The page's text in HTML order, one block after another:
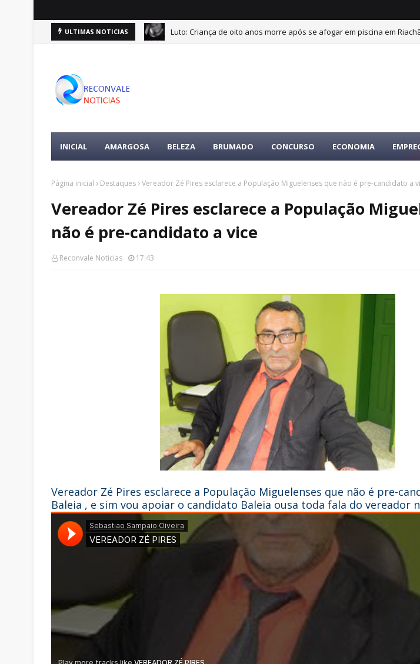
ULTIMAS NOTICIAS Luto: Criança de oito anos morre após se afogar em piscina em
INICIAL AMARGOSA BELEZA BRUMADO CONCURSO ECONOMIA
Página inicial Destaques Vereador Zé Pires esclarece a População Miguelenses que não é pre-candidato a
Vereador Zé Pires esclarece a População
não é pre-candidato a vice
Reconvale Noticias 17:43
Vereador Zé Pires esclarece a População Miguelenses que não é pre-
Baleia , e sim vou apoiar o candidato Baleia ousa toda fala do vereador